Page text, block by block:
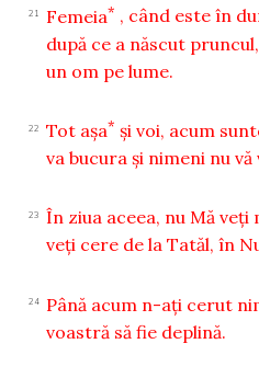
21 Femeia* , când este în
după ce a născut
un om pe lume.
22 Tot aşa* şi voi, acum
va bucura şi nimeni nu
23 În ziua aceea, nu Mă
veţi cere de la Tatăl, în
24 Până acum n-aţi cerut
voastră să fie deplină.